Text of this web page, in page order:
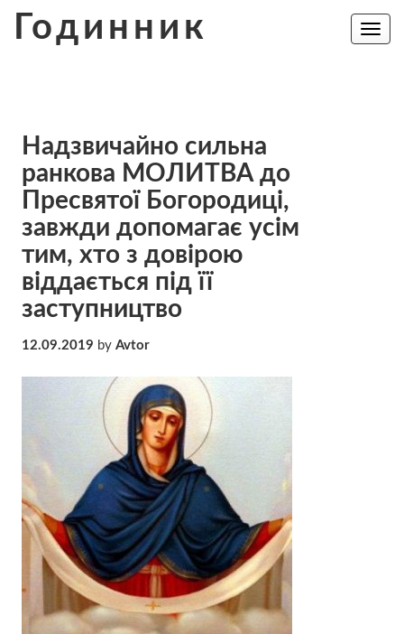
Годинник
Toggle
Надзвичайно сильна
ранкова МОЛИТВА до
Пресвятої Богородиці,
завжди допомагає усім
тим, хто з довірою
вiддaється під її
заступництво
12.09.2019 by Avtor